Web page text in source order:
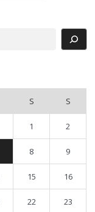
S S
1 2
8 9
15 16
22 23